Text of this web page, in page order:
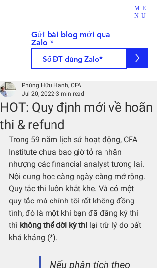
ME
NU
Gửi bài blog mới qua
Zalo
>
HOT: Quy định mới về hoãn
thi & refund
Phùng Hữu Hạnh, CFA
Jul 20, 2022 3 min read
Trong 59 năm lịch sử hoạt động, CFA
Institute chưa bao giờ tỏ ra nhân
nhượng các financial analyst tương lai.
Nội dung học càng ngày càng mở rộng.
Quy tắc thi luôn khắt khe. Và có một
quy tắc mà chính tôi rất không đồng
tình, đó là một khi bạn đã đăng ký thi
thì không thể dời kỳ thi lại trừ lý do bất
khả kháng (*).
Nếu phân tích theo